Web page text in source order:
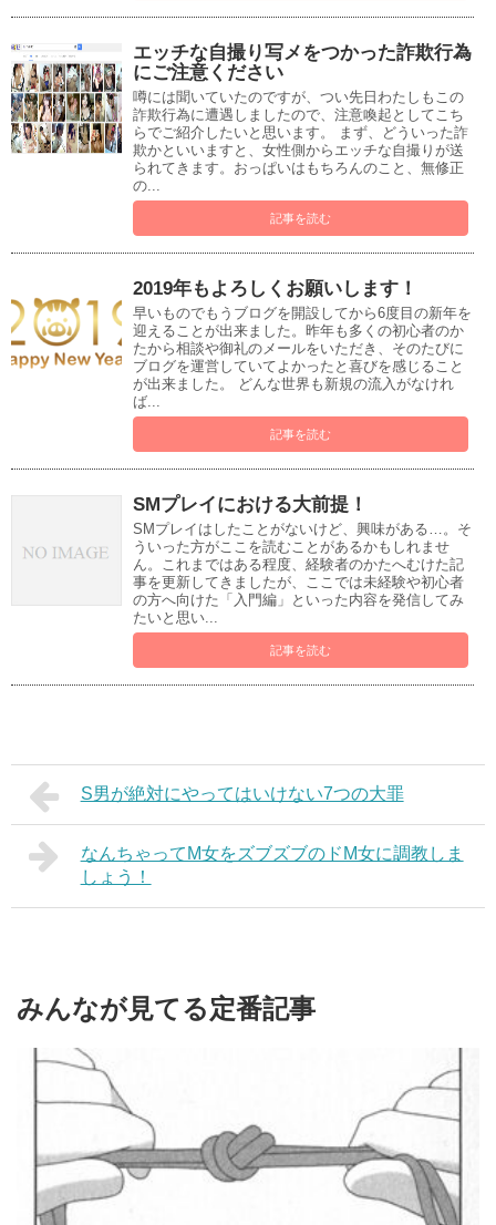
エッチな自撮り写メをつかった詐欺行為
にご注意ください
噂には聞いていたのですが、つい先日わたしもこの
詐欺行為に遭遇しましたので、注意喚起としてこち
らでご紹介したいと思います。 まず、どういった詐
欺かといいますと、女性側からエッチな自撮りが送
られてきます。おっぱいはもちろんのこと、無修正
の...
記事を読む
2019年もよろしくお願いします！
早いものでもうブログを開設してから6度目の新年を
迎えることが出来ました。昨年も多くの初心者のか
たから相談や御礼のメールをいただき、そのたびに
ブログを運営していてよかったと喜びを感じること
が出来ました。 どんな世界も新規の流入がなけれ
ば...
記事を読む
SMプレイにおける大前提！
SMプレイはしたことがないけど、興味がある…。そ
ういった方がここを読むことがあるかもしれませ
ん。これまではある程度、経験者のかたへむけた記
事を更新してきましたが、ここでは未経験や初心者
の方へ向けた「入門編」といった内容を発信してみ
たいと思い...
記事を読む
S男が絶対にやってはいけない7つの大罪
なんちゃってM女をズブズブのドM女に調教しま
しょう！
みんなが見てる定番記事